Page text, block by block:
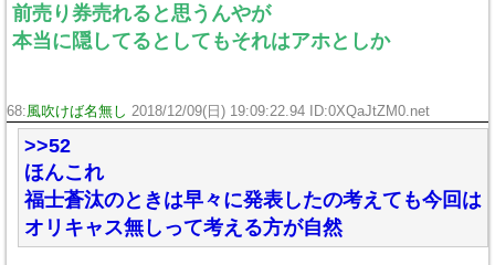
前売り券売れると思うんやが
本当に隠してるとしてもそれはアホとしか
68:風吹けば名無し 2018/12/09(日) 19:09:22.94 ID:0XQaJtZM0.net
>>52
ほんこれ
福士蒼汰のときは早々に発表したの考えても今回は
オリキャス無しって考える方が自然